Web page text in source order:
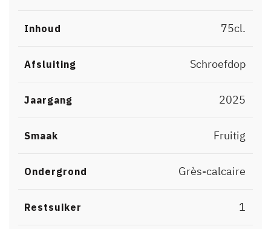
Inhoud 75cl.
Afsluiting Schroefdop
Jaargang 2025
Smaak Fruitig
Ondergrond Grès-calcaire
Restsuiker 1